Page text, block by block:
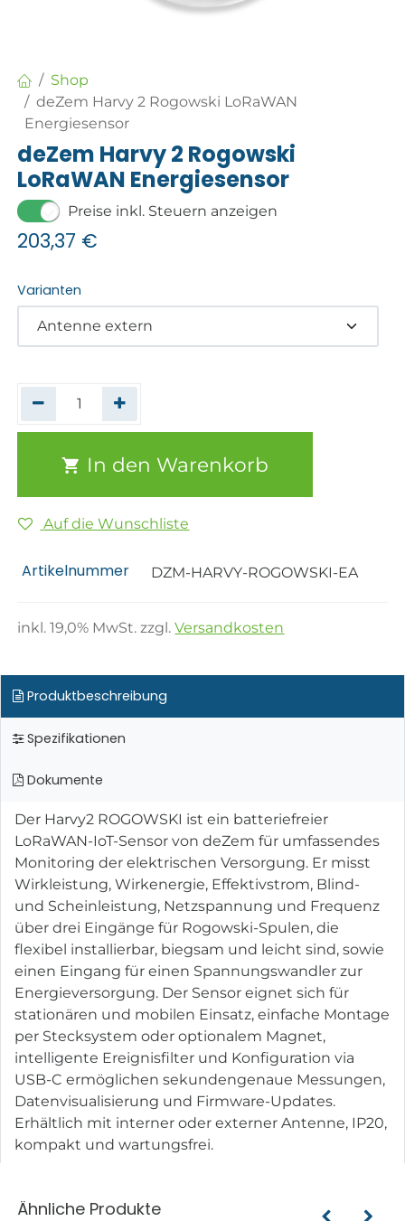
Shop
deZem Harvy 2 Rogowski LoRaWAN
Energiesensor
deZem Harvy 2 Rogowski
LoRaWAN Energiesensor
Preise inkl. Steuern anzeigen
203,37 €
Varianten
In den Warenkorb
Auf die Wunschliste
Artikelnummer DZM-HARVY-ROGOWSKI-EA
inkl.19,0% MwSt. zzgl.Versandkosten
Produktbeschreibung
Spezifikationen
Dokumente
Der Harvy2 ROGOWSKI ist ein batteriefreier
LoRaWAN-IoT-Sensor von deZem für umfassendes
Monitoring der elektrischen Versorgung. Er misst
Wirkleistung, Wirkenergie, Effektivstrom, Blind-
und Scheinleistung, Netzspannung und Frequenz
über drei Eingänge für Rogowski-Spulen, die
flexibel installierbar, biegsam und leicht sind, sowie
einen Eingang für einen Spannungswandler zur
Energieversorgung. Der Sensor eignet sich für
stationären und mobilen Einsatz, einfache Montage
per Stecksystem oder optionalem Magnet,
intelligente Ereignisfilter und Konfiguration via
USB-C ermöglichen sekundengenaue Messungen,
Datenvisualisierung und Firmware-Updates.
Erhältlich mit interner oder externer Antenne, IP20,
kompakt und wartungsfrei.
Ähnliche Produkte